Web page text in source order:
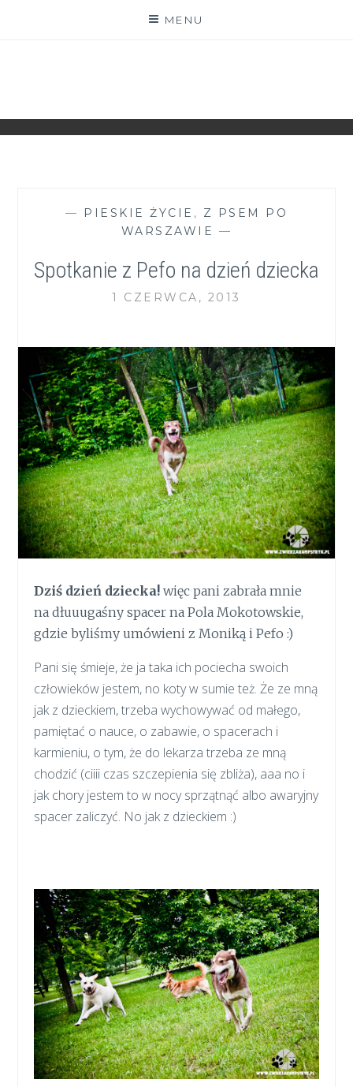
MENU
— PIESKIE ŻYCIE , Z PSEM PO
WARSZAWIE —
Spotkanie z Pefo na dzień dziecka
1 CZERWCA, 2013
Dziś dzień dziecka! więc pani zabrała mnie
na dłuuugaśny spacer na Pola Mokotowskie,
gdzie byliśmy umówieni z Moniką i Pefo :)
Pani się śmieje, że ja taka ich pociecha swoich
człowieków jestem, no koty w sumie też. Że ze mną
jak z dzieckiem, trzeba wychowywać od małego,
pamiętać o nauce, o zabawie, o spacerach i
karmieniu, o tym, że do lekarza trzeba ze mną
chodzić (ciiii czas szczepienia się zbliża), aaa no i
jak chory jestem to w nocy sprzątnąć albo awaryjny
spacer zaliczyć. No jak z dzieckiem :)